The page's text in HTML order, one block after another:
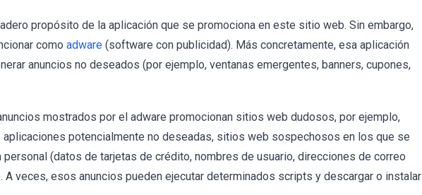
propósito de la aplicación que se promociona en este sitio web. Sin embargo,
como adware (software con publicidad). Más concretamente, esa aplicación
anuncios no deseados (por ejemplo, ventanas emergentes, banners, cupones,
mostrados por el adware promocionan sitios web dudosos, por ejemplo,
potencialmente no deseadas, sitios web sospechosos en los que se
(datos de tarjetas de crédito, nombres de usuario, direcciones de correo
A veces, esos anuncios pueden ejecutar determinados scripts y descargar o instalar